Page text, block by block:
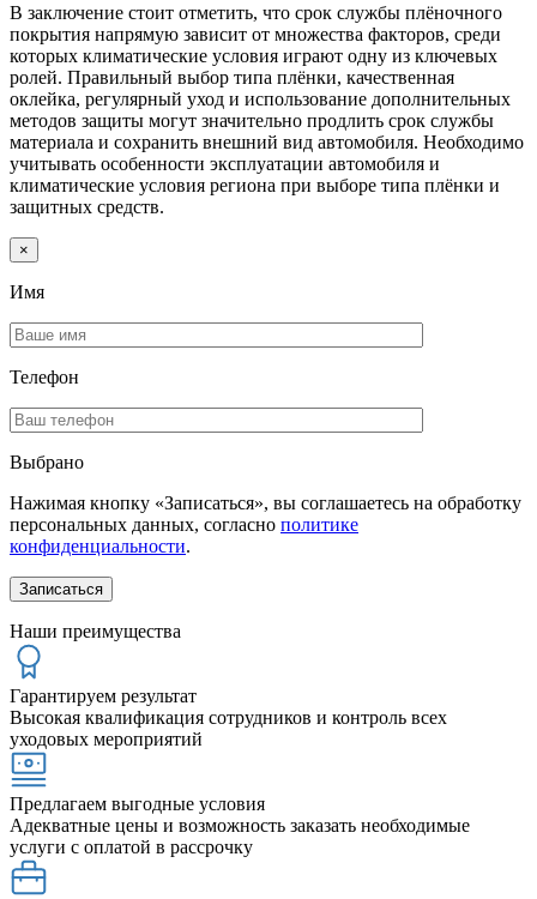
В заключение стоит отметить, что срок службы плёночного
покрытия напрямую зависит от множества факторов, среди
которых климатические условия играют одну из ключевых
ролей. Правильный выбор типа плёнки, качественная
оклейка, регулярный уход и использование дополнительных
методов защиты могут значительно продлить срок службы
материала и сохранить внешний вид автомобиля. Необходимо
учитывать особенности эксплуатации автомобиля и
климатические условия региона при выборе типа плёнки и
защитных средств.
×
Имя
Телефон
Выбрано
Нажимая кнопку «Записаться», вы соглашаетесь на обработку
персональных данных, согласно политике
конфиденциальности.
Наши преимущества
Гарантируем результат
Высокая квалификация сотрудников и контроль всех
уходовых мероприятий
Предлагаем выгодные условия
Адекватные цены и возможность заказать необходимые
услуги с оплатой в рассрочку